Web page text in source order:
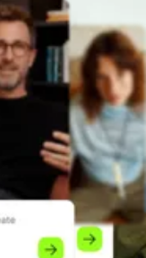
알아보세요.
LTX 비디오MiniMax
미지에서 비디오로
Veo 3 이미지에서
씨댄스 1.0
막을 입혀서 시청자